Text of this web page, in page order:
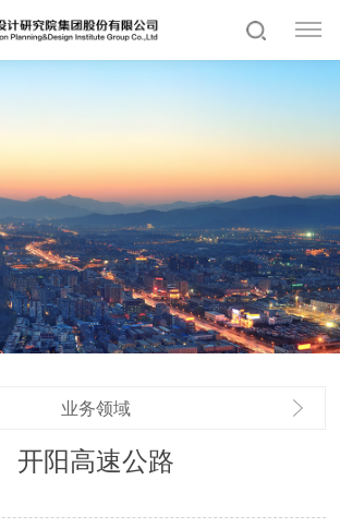
业务领域
开阳高速公路